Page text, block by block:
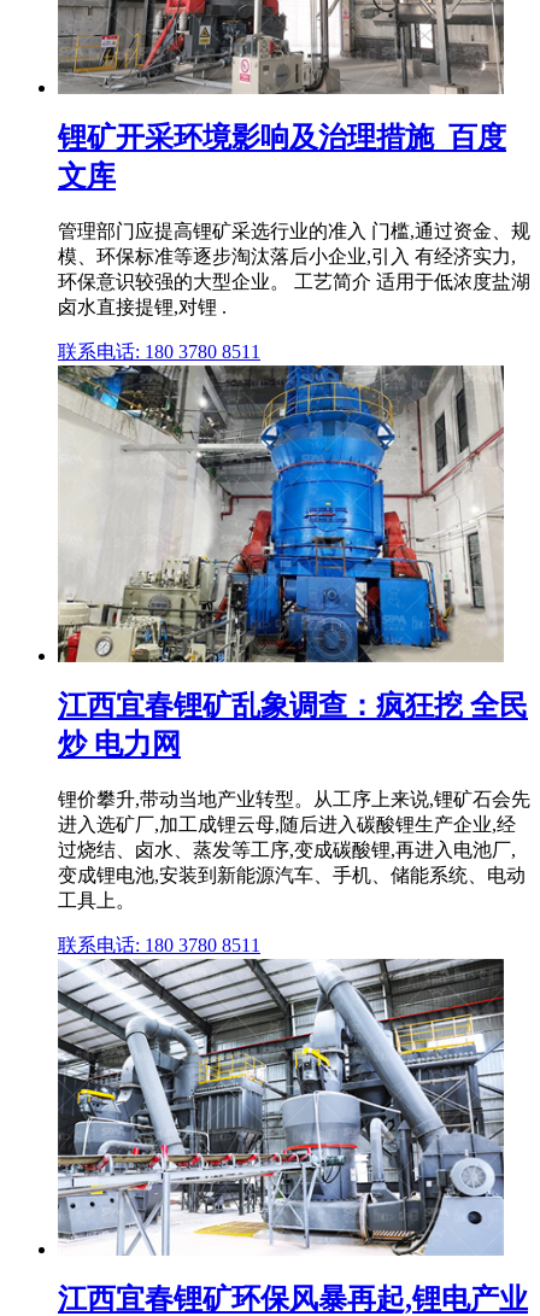
锂矿开采环境影响及治理措施_百度
文库
管理部门应提高锂矿采选行业的准入 门槛,通过资金、规
模、环保标准等逐步淘汰落后小企业,引入 有经济实力,
环保意识较强的大型企业。 工艺简介 适用于低浓度盐湖
卤水直接提锂,对锂 .
联系电话: 180 3780 8511
江西宜春锂矿乱象调查：疯狂挖 全民
炒 电力网
锂价攀升,带动当地产业转型。从工序上来说,锂矿石会先
进入选矿厂,加工成锂云母,随后进入碳酸锂生产企业,经
过烧结、卤水、蒸发等工序,变成碳酸锂,再进入电池厂,
变成锂电池,安装到新能源汽车、手机、储能系统、电动
工具上。
联系电话: 180 3780 8511
江西宜春锂矿环保风暴再起,锂电产业